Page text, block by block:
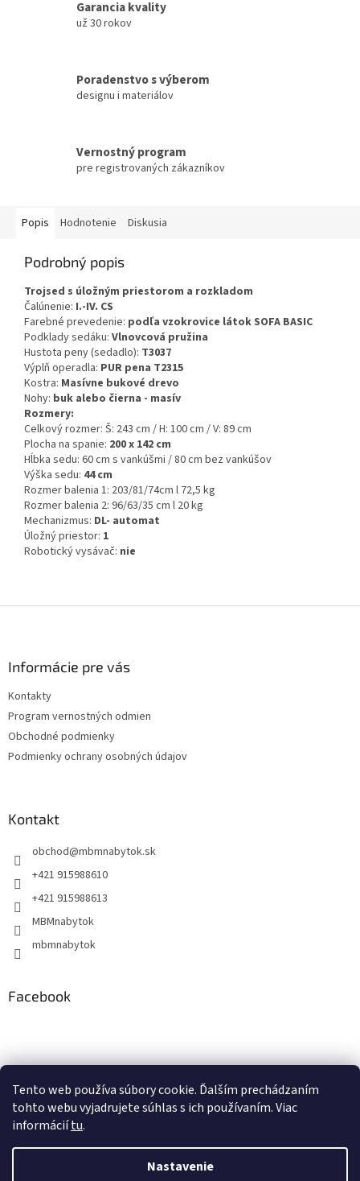
Tento web používa súbory cookie. Ďalším prechádzaním
tohto webu vyjadrujete súhlas s ich používaním. Viac
informáciítu.
Nastavenie
Garancia kvality
už 30 rokov
Poradenstvo s výberom
designu i materiálov
Vernostný program
pre registrovaných zákazníkov
Popis Hodnotenie Diskusia
Podrobný popis
Trojsed s úložným priestorom a rozkladom
Čalúnenie: I.-IV. CS
Farebné prevedenie: podľa vzokrovice látok SOFA BASIC
Podklady sedáku: Vlnovcová pružina
Hustota peny (sedadlo): T3037
Výplň operadla: PUR pena T2315
Kostra: Masívne bukové drevo
Nohy: buk alebo čierna - masív
Rozmery:
Celkový rozmer: Š: 243 cm / H: 100 cm / V: 89 cm
Plocha na spanie: 200 x 142 cm
Hĺbka sedu: 60 cm s vankúšmi / 80 cm bez vankúšov
Výška sedu: 44 cm
Rozmer balenia 1: 203/81/74cm l 72,5 kg
Rozmer balenia 2: 96/63/35 cm l 20 kg
Mechanizmus: DL- automat
Úložný priestor: 1
Robotický vysávač: nie
Informácie pre vás
Kontakty
Program vernostných odmien
Obchodné podmienky
Podmienky ochrany osobných údajov
Kontakt
obchod@mbmnabytok.sk
+421 915988610
+421 915988613
MBMnabytok
mbmnabytok
Facebook
0KS / €0
Vytvoril Shoptet &